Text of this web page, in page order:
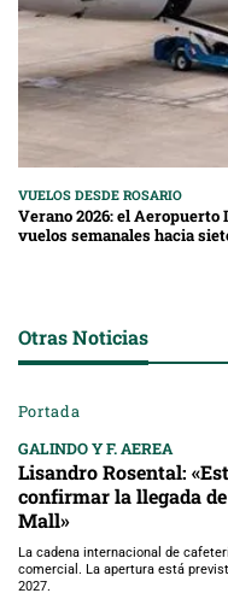
VUELOS DESDE ROSARIO
Verano 2026: el
vuelos semanales hacia
Otras Noticias
Portada
GALINDO Y F. AEREA
Lisandro Rosental:
confirmar la llegada
Mall»
La cadena internacional de
comercial. La apertura está
2027.